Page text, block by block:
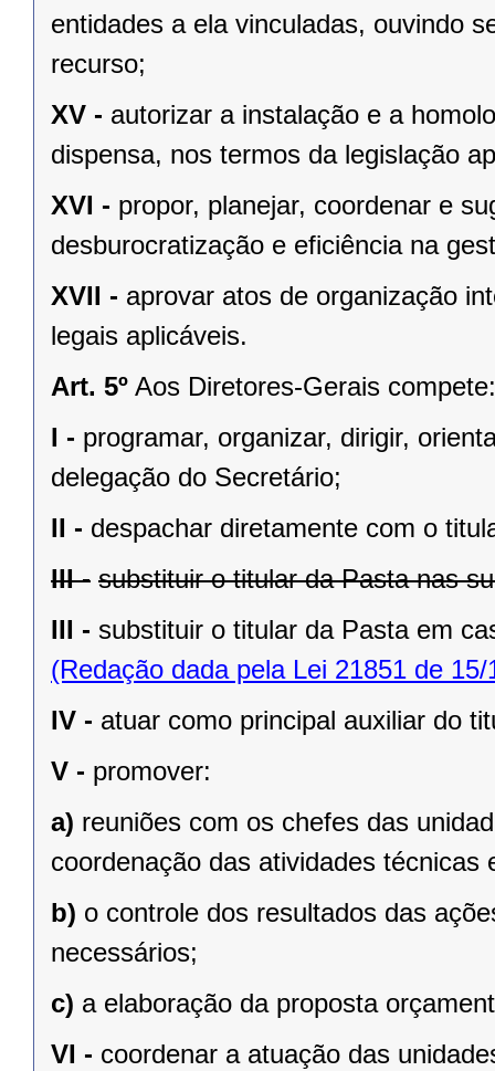
entidades a ela vinculadas, ouvindo
recurso;
XV - autorizar a instalação e a
dispensa, nos termos da legislação
XVI - propor, planejar, coordenar e
desburocratização e eficiência na
XVII - aprovar atos de organização
legais aplicáveis.
Art. 5º Aos Diretores-Gerais compete:
I - programar, organizar, dirigir,
delegação do Secretário;
II - despachar diretamente com o
III - substituir o titular da Pasta nas
III - substituir o titular da Pasta em
(Redação dada pela Lei 21851 de 15/
IV - atuar como principal auxiliar do
V - promover:
a) reuniões com os chefes das
coordenação das atividades técnicas
b) o controle dos resultados das
necessários;
c) a elaboração da proposta
VI - coordenar a atuação das